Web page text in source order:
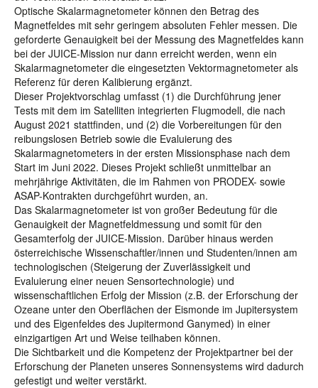
Optische Skalarmagnetometer können den Betrag des
Magnetfeldes mit sehr geringem absoluten Fehler messen. Die
geforderte Genauigkeit bei der Messung des Magnetfeldes kann
bei der JUICE-Mission nur dann erreicht werden, wenn ein
Skalarmagnetometer die eingesetzten Vektormagnetometer als
Referenz für deren Kalibierung ergänzt.
Dieser Projektvorschlag umfasst (1) die Durchführung jener
Tests mit dem im Satelliten integrierten Flugmodell, die nach
August 2021 stattfinden, und (2) die Vorbereitungen für den
reibungslosen Betrieb sowie die Evaluierung des
Skalarmagnetometers in der ersten Missionsphase nach dem
Start im Juni 2022. Dieses Projekt schließt unmittelbar an
mehrjährige Aktivitäten, die im Rahmen von PRODEX- sowie
ASAP-Kontrakten durchgeführt wurden, an.
Das Skalarmagnetometer ist von großer Bedeutung für die
Genauigkeit der Magnetfeldmessung und somit für den
Gesamterfolg der JUICE-Mission. Darüber hinaus werden
österreichische Wissenschaftler/innen und Studenten/innen am
technologischen (Steigerung der Zuverlässigkeit und
Evaluierung einer neuen Sensortechnologie) und
wissenschaftlichen Erfolg der Mission (z.B. der Erforschung der
Ozeane unter den Oberflächen der Eismonde im Jupitersystem
und des Eigenfeldes des Jupitermond Ganymed) in einer
einzigartigen Art und Weise teilhaben können.
Die Sichtbarkeit und die Kompetenz der Projektpartner bei der
Erforschung der Planeten unseres Sonnensystems wird dadurch
gefestigt und weiter verstärkt.